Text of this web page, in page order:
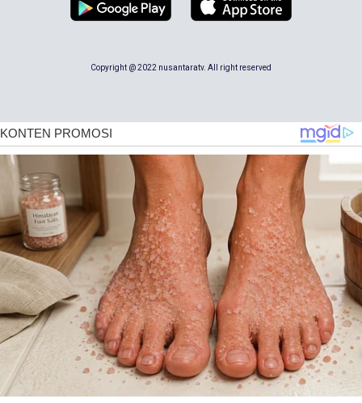
Copyright @ 2022 nusantaratv. All right reserved